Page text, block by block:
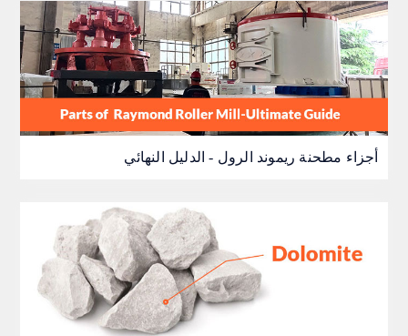
أجزاء مطحنة ريموند الرول - الدليل النهائي